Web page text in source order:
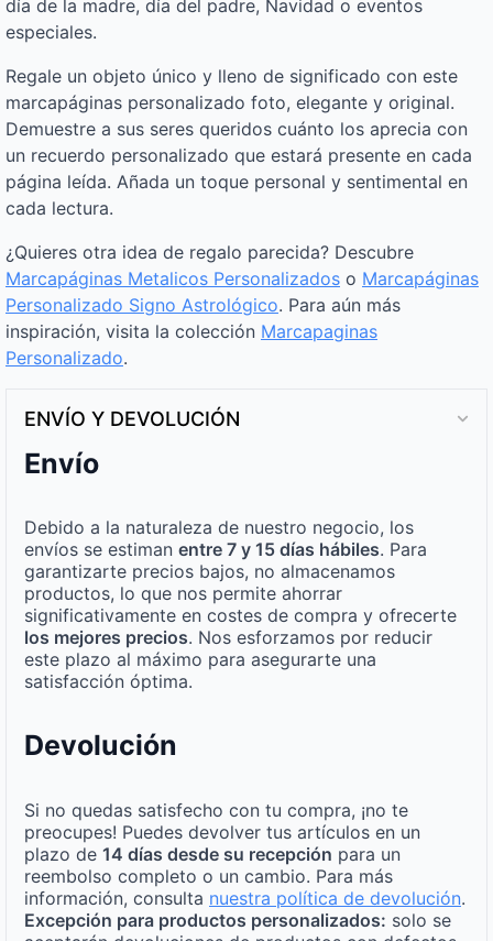
día de la madre, día del padre, Navidad o eventos
especiales.
Regale un objeto único y lleno de significado con este
marcapáginas personalizado foto, elegante y original.
Demuestre a sus seres queridos cuánto los aprecia con
un recuerdo personalizado que estará presente en cada
página leída. Añada un toque personal y sentimental en
cada lectura.
¿Quieres otra idea de regalo parecida? Descubre
Marcapáginas Metalicos Personalizados o Marcapáginas
Personalizado Signo Astrológico. Para aún más
inspiración, visita la colección Marcapaginas
Personalizado.
ENVÍO Y DEVOLUCIÓN
Envío
Debido a la naturaleza de nuestro negocio, los
envíos se estiman entre 7 y 15 días hábiles. Para
garantizarte precios bajos, no almacenamos
productos, lo que nos permite ahorrar
significativamente en costes de compra y ofrecerte
los mejores precios. Nos esforzamos por reducir
este plazo al máximo para asegurarte una
satisfacción óptima.
Devolución
Si no quedas satisfecho con tu compra, ¡no te
preocupes! Puedes devolver tus artículos en un
plazo de 14 días desde su recepción para un
reembolso completo o un cambio. Para más
información, consulta nuestra política de devolución.
Excepción para productos personalizados: solo se